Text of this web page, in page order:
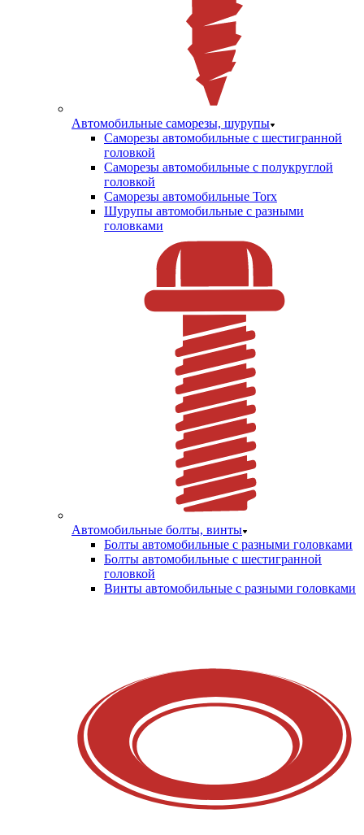
Автомобильные саморезы, шурупы
Саморезы автомобильные с шестигранной
головкой
Саморезы автомобильные с полукруглой
головкой
Саморезы автомобильные Torx
Шурупы автомобильные с разными
головками
Автомобильные болты, винты
Болты автомобильные с разными головками
Болты автомобильные с шестигранной
головкой
Винты автомобильные с разными головками